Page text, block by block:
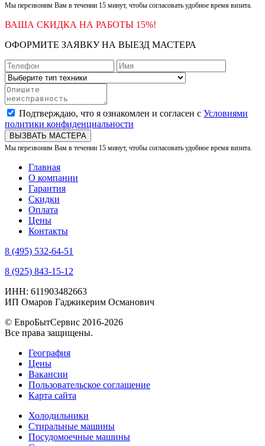
Мы перезвоним Вам в течении 15 минут, чтобы согласовать удобное время визита.
ВАША СКИДКА НА РАБОТЫ 15%!
ОФОРМИТЕ ЗАЯВКУ НА ВЫЕЗД МАСТЕРА
Подтверждаю, что я ознакомлен и согласен с Условиями
политики конфиденциальности
ВЫЗВАТЬ МАСТЕРА
Мы перезвоним Вам в течении 15 минут, чтобы согласовать удобное время визита.
Главная
О компании
Гарантия
Скидки
Оплата
Цены
Контакты
8 (495) 532-64-51
8 (925) 843-15-12
ИНН: 611903482663
ИП Омаров Гаджикерим Османович
© ЕвроБытСервис 2016-2026
Все права защищены.
География
Цены
Вакансии
Пользовательское соглашение
Карта сайта
Холодильники
Стиральные машины
Посудомоечные машины